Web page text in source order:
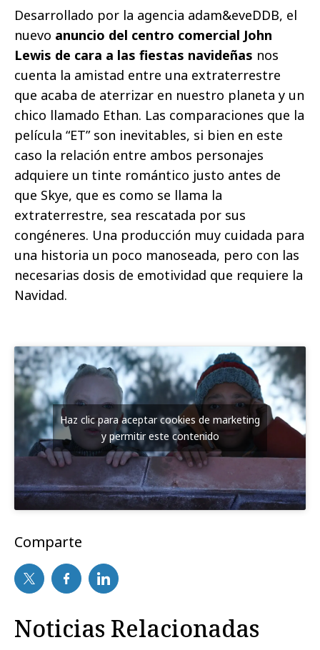
Desarrollado por la agencia adam&eveDDB, el
nuevo anuncio del centro comercial John
Lewis de cara a las fiestas navideñas nos
cuenta la amistad entre una extraterrestre
que acaba de aterrizar en nuestro planeta y un
chico llamado Ethan. Las comparaciones que la
película “ET” son inevitables, si bien en este
caso la relación entre ambos personajes
adquiere un tinte romántico justo antes de
que Skye, que es como se llama la
extraterrestre, sea rescatada por sus
congéneres. Una producción muy cuidada para
una historia un poco manoseada, pero con las
necesarias dosis de emotividad que requiere la
Navidad.
Haz clic para aceptar cookies de marketing
y permitir este contenido
Comparte
Noticias Relacionadas